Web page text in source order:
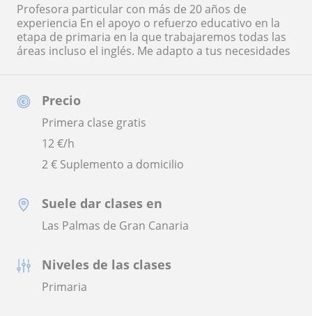
Precio
Primera clase gratis
12€/h
2 € Suplemento a domicilio
Suele dar clases en
Las Palmas de Gran Canaria
Niveles de las clases
Primaria
Profesora particular con más de 20 años de
experiencia En el apoyo o refuerzo educativo en la
etapa de primaria en la que trabajaremos todas las
áreas incluso el inglés. Me adapto a tus necesidades